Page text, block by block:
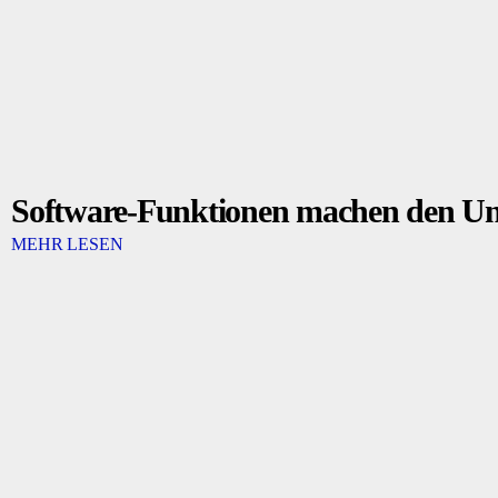
Software-Funktionen machen den
MEHR LESEN